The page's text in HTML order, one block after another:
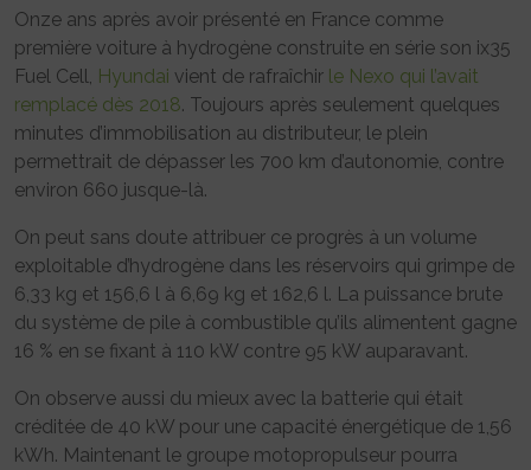
Onze ans après avoir présenté en France comme
première voiture à hydrogène construite en série son ix35
Fuel Cell, Hyundai vient de rafraîchir le Nexo qui l’avait
remplacé dès 2018. Toujours après seulement quelques
minutes d’immobilisation au distributeur, le plein
permettrait de dépasser les 700 km d’autonomie, contre
environ 660 jusque-là.
On peut sans doute attribuer ce progrès à un volume
exploitable d’hydrogène dans les réservoirs qui grimpe de
6,33 kg et 156,6 l à 6,69 kg et 162,6 l. La puissance brute
du système de pile à combustible qu’ils alimentent gagne
16 % en se fixant à 110 kW contre 95 kW auparavant.
On observe aussi du mieux avec la batterie qui était
créditée de 40 kW pour une capacité énergétique de 1,56
kWh. Maintenant le groupe motopropulseur pourra